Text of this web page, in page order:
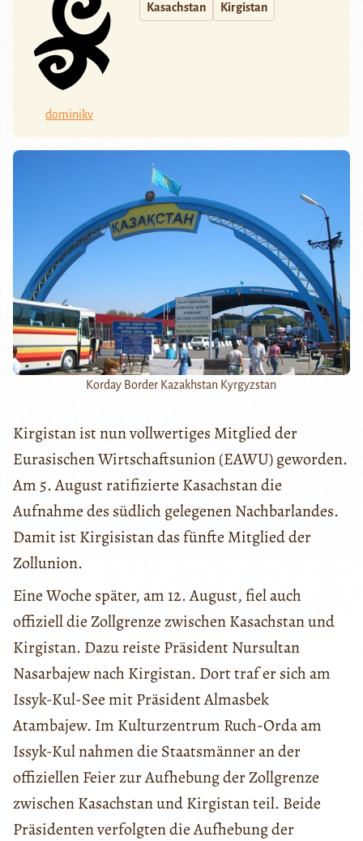
dominikv
Kasachstan Kirgistan
Korday Border Kazakhstan Kyrgyzstan
Kirgistan ist nun vollwertiges Mitglied der
Eurasischen Wirtschaftsunion (EAWU) geworden.
Am 5. August ratifizierte Kasachstan die
Aufnahme des südlich gelegenen Nachbarlandes.
Damit ist Kirgisistan das fünfte Mitglied der
Zollunion.
Eine Woche später, am 12. August, fiel auch
offiziell die Zollgrenze zwischen Kasachstan und
Kirgistan. Dazu reiste Präsident Nursultan
Nasarbajew nach Kirgistan. Dort traf er sich am
Issyk-Kul-See mit Präsident Almasbek
Atambajew. Im Kulturzentrum Ruch-Orda am
Issyk-Kul nahmen die Staatsmänner an der
offiziellen Feier zur Aufhebung der Zollgrenze
zwischen Kasachstan und Kirgistan teil. Beide
Präsidenten verfolgten die Aufhebung der